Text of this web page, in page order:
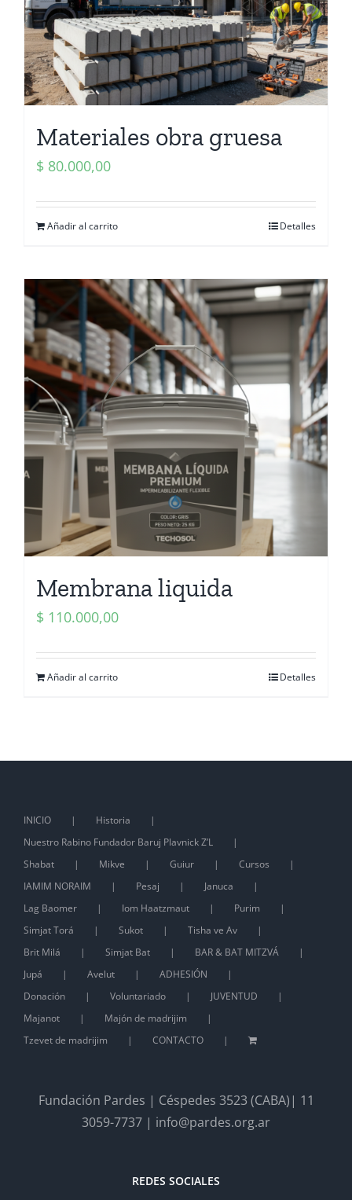
Materiales obra gruesa
$ 80.000,00
Añadir al carrito Detalles
Membrana liquida
$ 110.000,00
Añadir al carrito Detalles
INICIO
Historia
Nuestro Rabino Fundador Baruj Plavnick Z’L
Shabat
Mikve Guiur
Cursos
IAMIM NORAIM
Pesaj
Januca
Lag Baomer
Iom Haatzmaut
Purim
Simjat Torá
Sukot
Tisha ve Av
Brit Milá
Simjat Bat
BAR & BAT MITZVÁ
Jupá
Avelut
ADHESIÓN
Donación
Voluntariado
JUVENTUD
Majanot
Majón de madrijim
Tzevet de madrijim
CONTACTO
Fundación Pardes | Céspedes 3523 (CABA)| 11
3059-7737 | info@pardes.org.ar
REDES SOCIALES